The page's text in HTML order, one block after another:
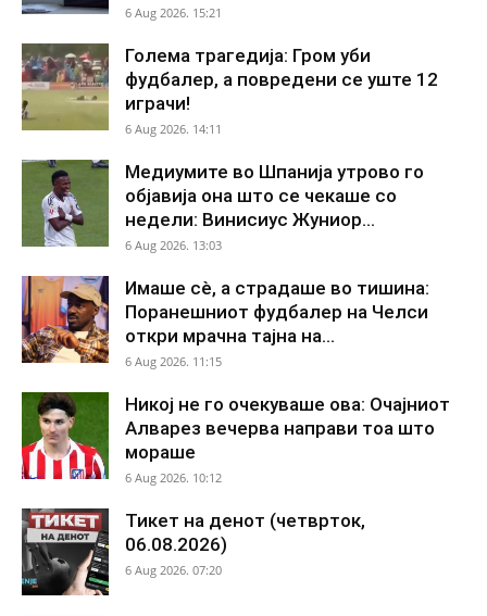
6 Aug 2026. 15:21
Голема трагедија: Гром уби
фудбалер, а повредени се уште 12
играчи!
6 Aug 2026. 14:11
Медиумите во Шпанија утрово го
објавија она што се чекаше со
недели: Винисиус Жуниор...
6 Aug 2026. 13:03
Имаше сè, а страдаше во тишина:
Поранешниот фудбалер на Челси
откри мрачна тајна на...
6 Aug 2026. 11:15
Никој не го очекуваше ова: Очајниот
Алварез вечерва направи тоа што
мораше
6 Aug 2026. 10:12
Тикет на денот (четврток,
06.08.2026)
6 Aug 2026. 07:20